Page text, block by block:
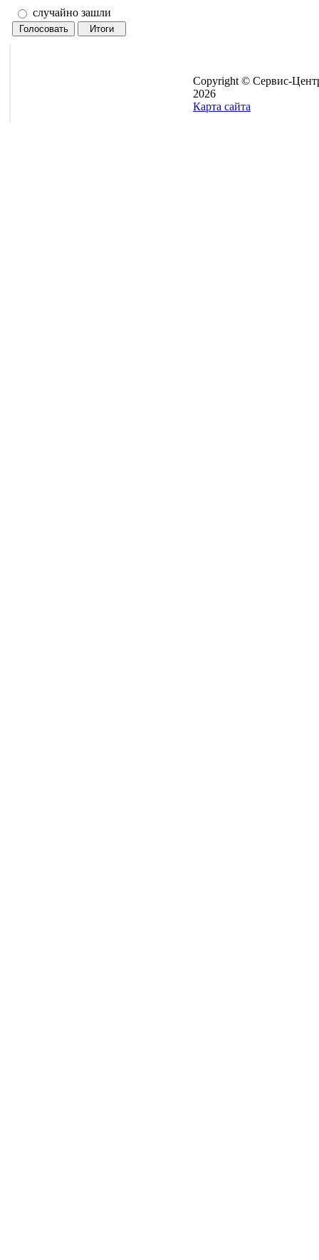
случайно зашли
Copyright © Сервис-
2026
Карта сайта